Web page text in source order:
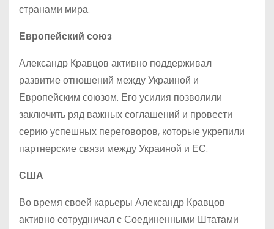
странами мира.
Европейский союз
Александр Кравцов активно поддерживал
развитие отношений между Украиной и
Европейским союзом. Его усилия позволили
заключить ряд важных соглашений и провести
серию успешных переговоров, которые укрепили
партнерские связи между Украиной и ЕС.
США
Во время своей карьеры Александр Кравцов
активно сотрудничал с Соединенными Штатами